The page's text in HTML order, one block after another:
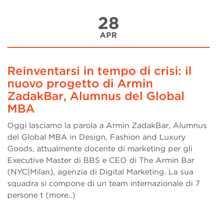
28
APR
Reinventarsi in tempo di crisi: il
nuovo progetto di Armin
ZadakBar, Alumnus del Global
MBA
Oggi lasciamo la parola a Armin ZadakBar, Alumnus
del Global MBA in Design, Fashion and Luxury
Goods, attualmente docente di marketing per gli
Executive Master di BBS e CEO di The Armin Bar
(NYC|Milan), agenzia di Digital Marketing. La sua
squadra si compone di un team internazionale di 7
persone t (more..)